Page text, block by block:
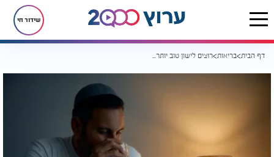
שידור חי
דף הבית בריאות רוצים לישון טוב יותר? אלו ההרגלים שכדאי לאמץ מידי ערב